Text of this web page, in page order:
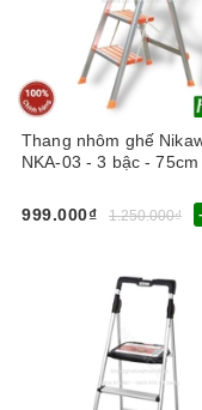
Thang nhôm ghế
NKA-03 - 3 bậc - 75cm
999.000₫ 1.250.000₫